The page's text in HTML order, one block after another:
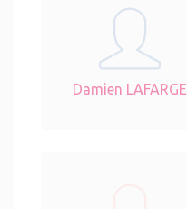
Damien LAFARGE